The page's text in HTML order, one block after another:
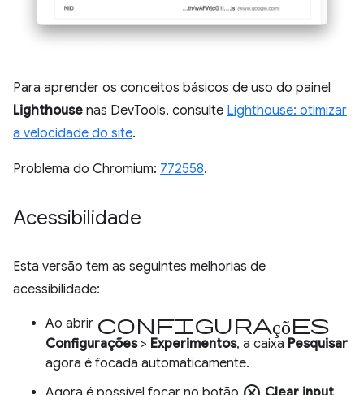
Para aprender os conceitos básicos de uso do painel
Lighthouse nas DevTools, consulte Lighthouse: otimizar
a velocidade do site.
Problema do Chromium: 772558.
Acessibilidade
Esta versão tem as seguintes melhorias de
acessibilidade:
Ao abrir Configurações
Configurações> Experimentos, a caixa Pesquisar
agora é focada automaticamente.